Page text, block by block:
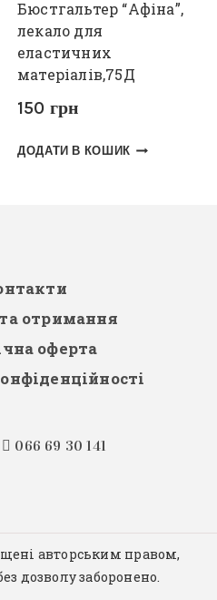
Бюстгальтер “Афіна”,
лекало для
еластичних
матеріалів,75Д
150 грн
ДОДАТИ В КОШИК
отримання
оферта
066 69 30 141
авторським правом,
дозволу заборонено.